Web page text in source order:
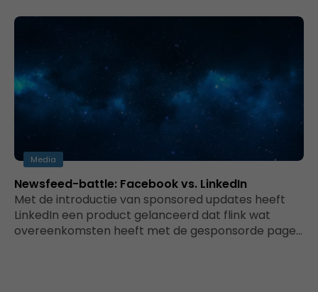
Media
Newsfeed-battle: Facebook vs. LinkedIn
Met de introductie van sponsored updates heeft
LinkedIn een product gelanceerd dat flink wat
overeenkomsten heeft met de gesponsorde page…